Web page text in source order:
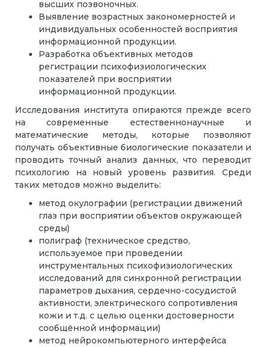
высших позвоночных.
Выявление возрастных закономерностей и
индивидуальных особенностей восприятия
информационной продукции.
Разработка объективных методов
регистрации психофизиологических
показателей при восприятии
информационной продукции.
Исследования института опираются прежде всего
на современные естественнонаучные и
математические методы, которые позволяют
получать объективные биологические показатели и
проводить точный анализ данных, что переводит
психологию на новый уровень развития. Среди
таких методов можно выделить:
метод окулографии (регистрации движений
глаз при восприятии объектов окружающей
среды)
полиграф (техническое средство,
используемое при проведении
инструментальных психофизиологических
исследований для синхронной регистрации
параметров дыхания, сердечно-сосудистой
активности, электрического сопротивления
кожи и т.д. с целью оценки достоверности
сообщённой информации)
метод нейрокомпьютерного интерфейса